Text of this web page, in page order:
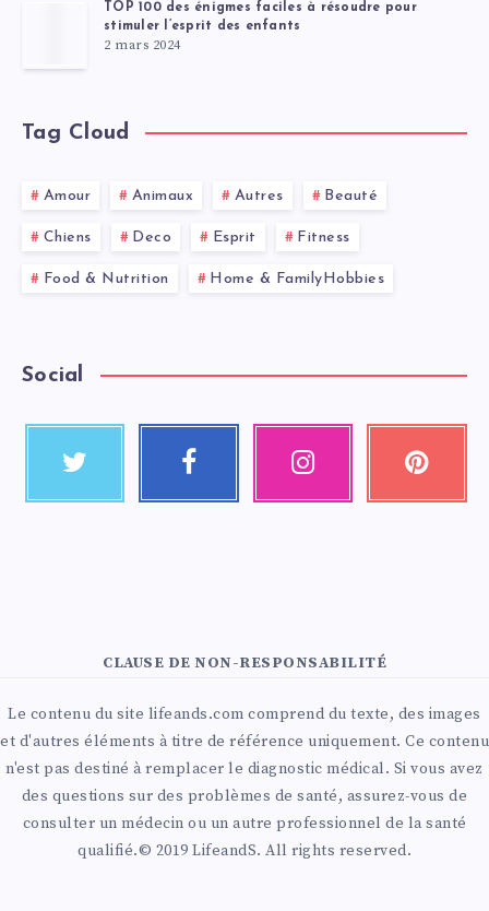
TOP 100 des énigmes faciles à résoudre pour
stimuler l’esprit des enfants
2 mars 2024
Tag Cloud
Amour Animaux Autres Beauté
Chiens Deco Esprit Fitness
Food & Nutrition Home & FamilyHobbies
Social
CLAUSE DE NON-RESPONSABILITÉ
Le contenu du site lifeands.com comprend du texte, des images
et d'autres éléments à titre de référence uniquement. Ce contenu
n'est pas destiné à remplacer le diagnostic médical. Si vous avez
des questions sur des problèmes de santé, assurez-vous de
consulter un médecin ou un autre professionnel de la santé
qualifié.© 2019 LifeandS. All rights reserved.